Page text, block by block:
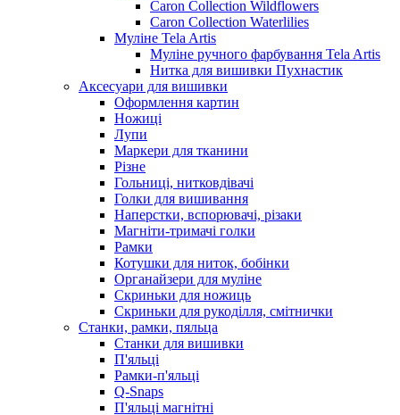
Caron Collection Wildflowers
Caron Collection Waterlilies
Муліне Tela Artis
Муліне ручного фарбування Tela Artis
Нитка для вишивки Пухнастик
Аксесуари для вишивки
Оформлення картин
Ножиці
Лупи
Маркери для тканини
Різне
Гольниці, нитковдівачі
Голки для вишивання
Наперстки, вспорювачі, різаки
Магніти-тримачі голки
Рамки
Котушки для ниток, бобінки
Органайзери для муліне
Скриньки для ножиць
Скриньки для рукоділля, смітнички
Станки, рамки, пяльца
Станки для вишивки
П'яльці
Рамки-п'яльці
Q-Snaps
П'яльці магнітні